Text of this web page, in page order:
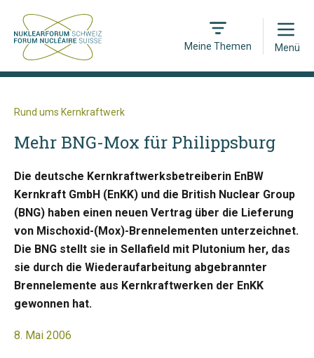
Meine Themen
Open
Menü
Rund ums Kernkraftwerk
Mehr BNG-Mox für Philippsburg
Die deutsche Kernkraftwerksbetreiberin EnBW
Kernkraft GmbH (EnKK) und die British Nuclear Group
(BNG) haben einen neuen Vertrag über die Lieferung
von Mischoxid-(Mox)-Brennelementen unterzeichnet.
Die BNG stellt sie in Sellafield mit Plutonium her, das
sie durch die Wiederaufarbeitung abgebrannter
Brennelemente aus Kernkraftwerken der EnKK
gewonnen hat.
8. Mai 2006